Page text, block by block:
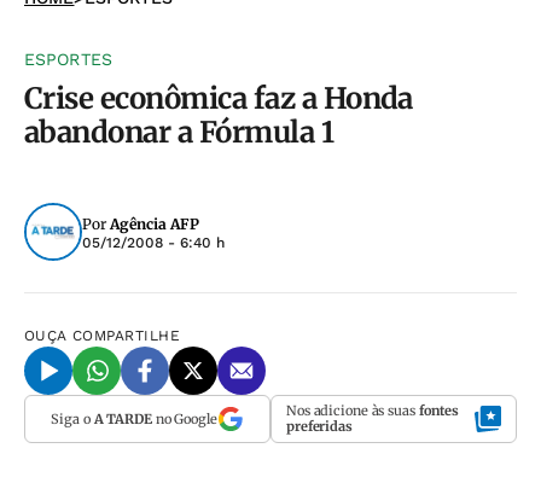
ESPORTES
Crise econômica faz a Honda
abandonar a Fórmula 1
PorAgência AFP
05/12/2008 - 6:40 h
OUÇA COMPARTILHE
Siga o A TARDEno Google Nos adicione às suas fontes
preferidas